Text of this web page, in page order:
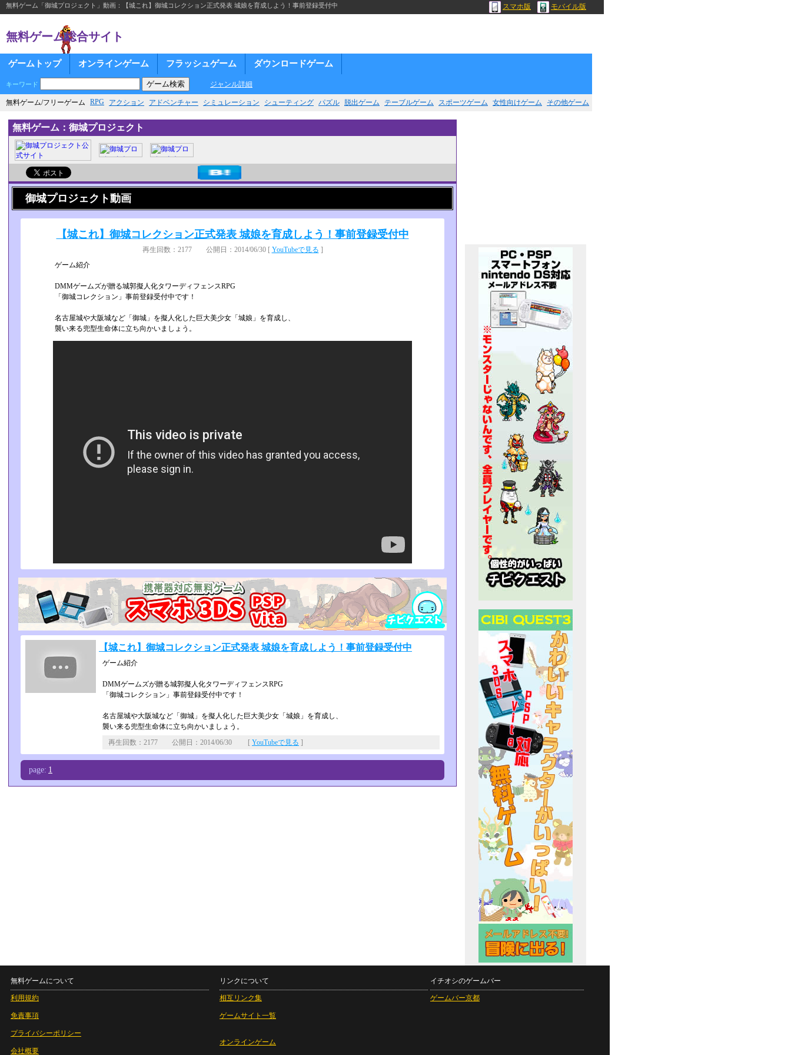
無料ゲーム「御城プロジェクト」動画：【城これ】御城コレクション正式発表 城娘を育成しよう！事前登録受付中 スマホ版 モバイル版
無料ゲーム総合サイト
ゲームトップ オンラインゲーム フラッシュゲーム ダウンロードゲーム
キーワード ジャンル詳細
無料ゲーム/フリーゲーム RPG アクション アドベンチャー シミュレーション シューティング パズル 脱出ゲーム テーブルゲーム スポーツゲーム 女性向けゲーム その他ゲーム
無料ゲーム：御城プロジェクト
御城プロジェクト動画
【城これ】御城コレクション正式発表 城娘を育成しよう！事前登録受付中
再生回数：2177 公開日：2014/06/30 [ YouTubeで見る ]
ゲーム紹介
DMMゲームズが贈る城郭擬人化タワーディフェンスRPG
「御城コレクション」事前登録受付中です！
名古屋城や大阪城など「御城」を擬人化した巨大美少女「城娘」を育成し、
襲い来る兜型生命体に立ち向かいましょう。
【城これ】御城コレクション正式発表 城娘を育成しよう！事前登録受付中
ゲーム紹介
DMMゲームズが贈る城郭擬人化タワーディフェンスRPG
「御城コレクション」事前登録受付中です！
名古屋城や大阪城など「御城」を擬人化した巨大美少女「城娘」を育成し、
襲い来る兜型生命体に立ち向かいましょう。
再生回数：2177 公開日：2014/06/30 [ YouTubeで見る ]
page: 1
無料ゲームについて
利用規約
免責事項
プライバシーポリシー
会社概要
リンクについて
相互リンク集
ゲームサイト一覧
オンラインゲーム
イチオシのゲームバー
ゲームバー京都